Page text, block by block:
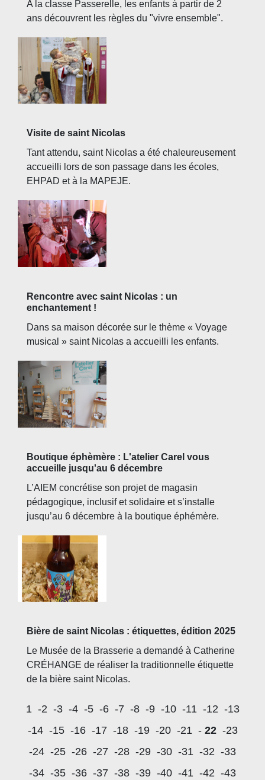
A la classe Passerelle, les enfants à partir de 2
ans découvrent les règles du "vivre ensemble".
Visite de saint Nicolas
Tant attendu, saint Nicolas a été chaleureusement
accueilli lors de son passage dans les écoles,
EHPAD et à la MAPEJE.
Rencontre avec saint Nicolas : un
enchantement !
Dans sa maison décorée sur le thème « Voyage
musical » saint Nicolas a accueilli les enfants.
Boutique éphèmère : L'atelier Carel vous
accueille jusqu'au 6 décembre
L’AIEM concrétise son projet de magasin
pédagogique, inclusif et solidaire et s’installe
jusqu’au 6 décembre à la boutique éphémère.
Bière de saint Nicolas : étiquettes, édition 2025
Le Musée de la Brasserie a demandé à Catherine
CRÉHANGE de réaliser la traditionnelle étiquette
de la bière saint Nicolas.
1 -2 -3 -4 -5 -6 -7 -8 -9 -10 -11 -12 -13
-14 -15 -16 -17 -18 -19 -20 -21 - 22 -23
-24 -25 -26 -27 -28 -29 -30 -31 -32 -33
-34 -35 -36 -37 -38 -39 -40 -41 -42 -43